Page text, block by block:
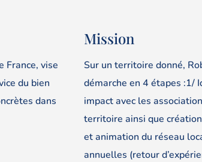
France, vise
du bien
dans
Mission
Sur un territoire donné,
démarche en 4 étapes :1/
impact avec les
territoire ainsi que
et animation du réseau
annuelles (retour